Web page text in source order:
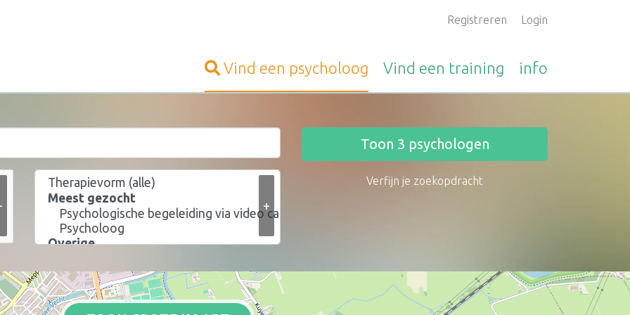
Registreren Login
Vind een psycholoog Vind een training info
+
Toon 3 psychologen
Verfijn je zoekopdracht